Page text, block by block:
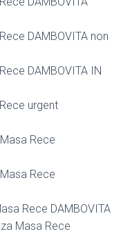
DAMBOVITA non
DAMBOVITA IN
urgent
Rece
Rece
Rece DAMBOVITA
Masa Rece